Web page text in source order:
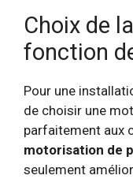
Choix de
fonction
Pour une
de choisir une
parfaitement aux
motorisation de
seulement